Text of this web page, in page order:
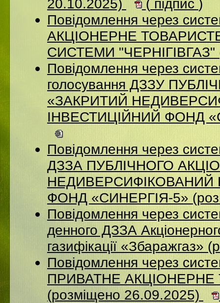
20.10.2025)
( підпис )
Повідомлення через
АКЦІОНЕРНЕ
СИСТЕМИ "ЧЕРНІГІВГАЗ"
Повідомлення через
голосування ДЗЗУ
«ЗАКРИТИЙ
ІНВЕСТИЦІЙНИЙ ФОНД
Повідомлення через
ДЗЗА ПУБЛІЧНОГО
НЕДИВЕРСИФІКОВАНИЙ
ФОНД «СИНЕРГІЯ-5»
Повідомлення через
денного ДЗЗА
газифікації
Повідомлення через
ПРИВАТНЕ
(розміщено 26.09.2025)